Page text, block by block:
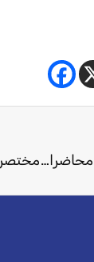
مختصر كتاب محاضرات في مقاصد الشريعة للدكتور أحمد الريسوني (2)